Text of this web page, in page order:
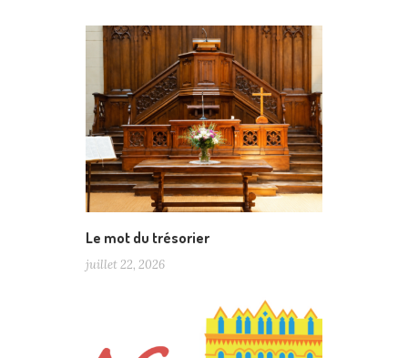
Le mot du trésorier
juillet 22, 2026